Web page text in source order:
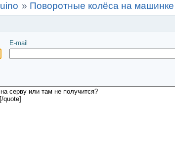
» Поворотные колёса на машинке
E-mail